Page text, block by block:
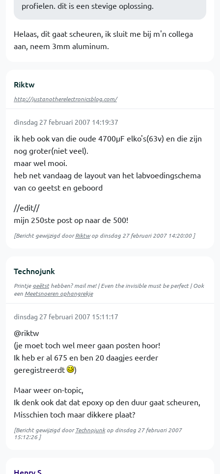
profielen. dit is een stevige oplossing.
Helaas, dit gaat scheuren, ik sluit me bij m'n collega
aan, neem 3mm aluminum.
Riktw
http://justanotherelectronicsblog.com/
dinsdag 27 februari 2007 14:19:37
ik heb ook van die oude 4700µF elko's(63v) en die zijn
nog groter(niet veel).
maar wel mooi.
heb net vandaag de layout van het labvoedingschema
van co geetst en geboord
//edit//
mijn 250ste post op naar de 500!
[Bericht gewijzigd doorRiktwop dinsdag 27 februari 2007 14:20:00]
Technojunk
Printjegeëtsthebben? mail me! | Even the invisible must be perfect | Ook
een Meetsnoeren ophangrekje
dinsdag 27 februari 2007 15:11:17
@riktw
(je moet toch wel meer gaan posten hoor!
Ik heb er al 675 en ben 20 daagjes eerder
geregistreerdt
)
Maar weer on-topic,
Ik denk ook dat dat epoxy op den duur gaat scheuren,
Misschien toch maar dikkere plaat?
[Bericht gewijzigd doorTechnojunkop dinsdag 27 februari 2007
15:12:26]